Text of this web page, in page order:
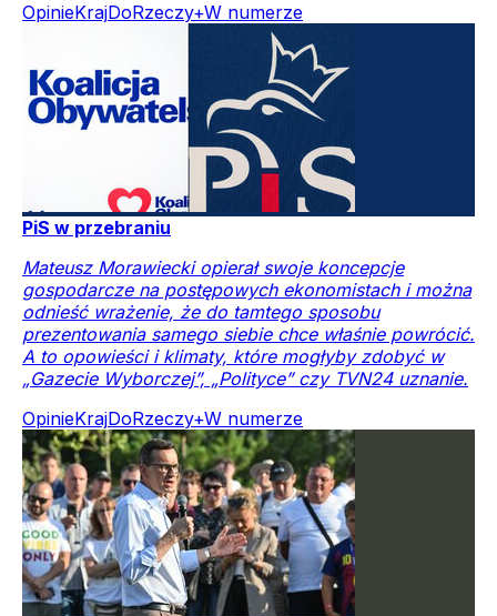
OpinieKrajDoRzeczy+W numerze
PiS w przebraniu
Mateusz Morawiecki opierał swoje koncepcje
gospodarcze na postępowych ekonomistach i można
odnieść wrażenie, że do tamtego sposobu
prezentowania samego siebie chce właśnie powrócić.
A to opowieści i klimaty, które mogłyby zdobyć w
„Gazecie Wyborczej”, „Polityce” czy TVN24 uznanie.
OpinieKrajDoRzeczy+W numerze